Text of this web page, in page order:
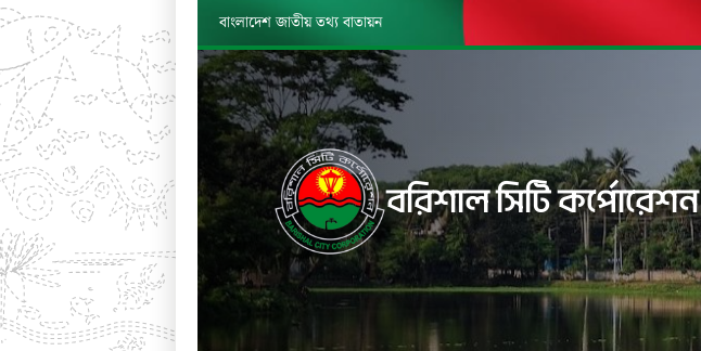
বাংলাদেশ জাতীয় তথ্য বাতায়ন
বরিশাল সিটি কর্পোরেশন